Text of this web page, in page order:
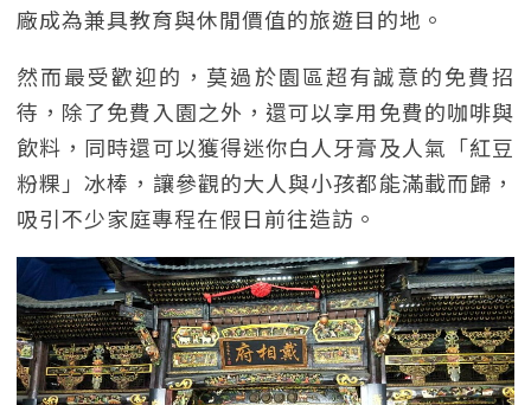
廠成為兼具教育與休閒價值的旅遊目的地。
然而最受歡迎的，莫過於園區超有誠意的免費招
待，除了免費入園之外，還可以享用免費的咖啡與
飲料，同時還可以獲得迷你白人牙膏及人氣「紅豆
粉粿」冰棒，讓參觀的大人與小孩都能滿載而歸，
吸引不少家庭專程在假日前往造訪。